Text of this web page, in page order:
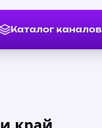
Каталог каналов